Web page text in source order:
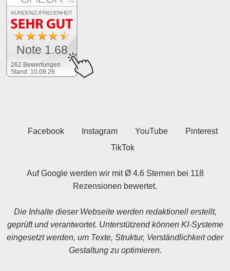
262 Bewertungen
Stand: 10.08.26
Note 1.68
Facebook Instagram YouTube
Pinterest
TikTok
Auf Google werden wir mit Ø 4.6 Sternen bei 118
Rezensionen bewertet.
Die Inhalte dieser Webseite werden redaktionell erstellt,
geprüft und verantwortet. Unterstützend können KI-Systeme
eingesetzt werden, um Texte, Struktur, Verständlichkeit oder
Gestaltung zu optimieren.